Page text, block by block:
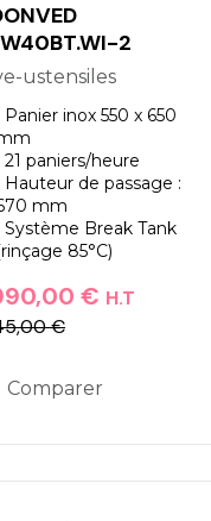
2
ustensiles
Panier inox 550 x 650
21 paniers/heure
Hauteur de passage :
mm
Système Break Tank
85°C)
€ H.T
de base
€
Comparer